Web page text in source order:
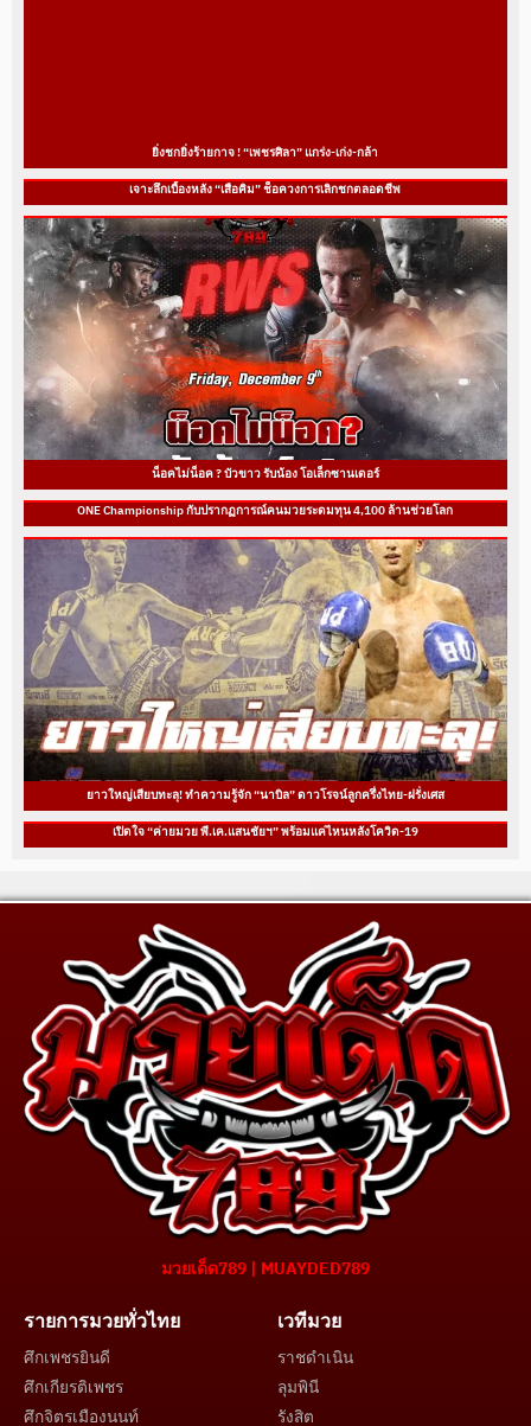
ยิ่งชกยิ่งร้ายกาจ ! “เพชรศิลา” แกร่ง-เก่ง-กล้า
เจาะลึกเบื้องหลัง “เสือคิม” ช็อควงการเลิกชกตลอดชีพ
น็อคไม่น็อค ? บัวขาว รับน้อง โอเล็กซานเดอร์
ONE Championship กับปรากฏการณ์คนมวยระดมทุน 4,100 ล้านช่วยโลก
ยาวใหญ่เสียบทะลุ! ทำความรู้จัก “นาบิล” ดาวโรจน์ลูกครึ่งไทย-ฝรั่งเศส
เปิดใจ “ค่ายมวย พี.เค.แสนชัยฯ” พร้อมแค่ไหนหลังโควิด-19
มวยเด็ด789 | MUAYDED789
รายการมวยทั่วไทย
ศึกเพชรยินดี
ศึกเกียรติเพชร
ศึกจิตรเมืองนนท์
เวทีมวย
ราชดำเนิน
ลุมพินี
รังสิต